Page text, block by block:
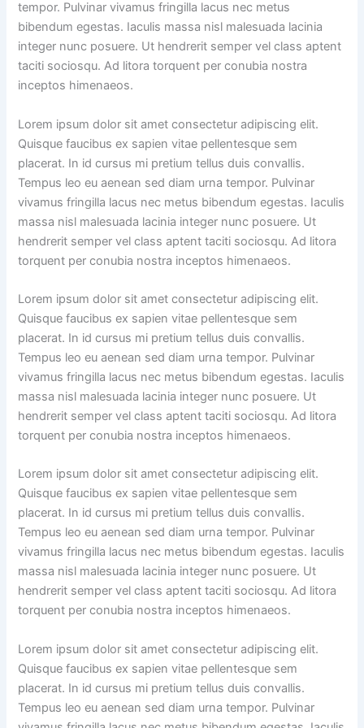
tempor. Pulvinar vivamus fringilla lacus nec metus
bibendum egestas. Iaculis massa nisl malesuada lacinia
integer nunc posuere. Ut hendrerit semper vel class aptent
taciti sociosqu. Ad litora torquent per conubia nostra
inceptos himenaeos.
Lorem ipsum dolor sit amet consectetur adipiscing elit.
Quisque faucibus ex sapien vitae pellentesque sem
placerat. In id cursus mi pretium tellus duis convallis.
Tempus leo eu aenean sed diam urna tempor. Pulvinar
vivamus fringilla lacus nec metus bibendum egestas. Iaculis
massa nisl malesuada lacinia integer nunc posuere. Ut
hendrerit semper vel class aptent taciti sociosqu. Ad litora
torquent per conubia nostra inceptos himenaeos.
Lorem ipsum dolor sit amet consectetur adipiscing elit.
Quisque faucibus ex sapien vitae pellentesque sem
placerat. In id cursus mi pretium tellus duis convallis.
Tempus leo eu aenean sed diam urna tempor. Pulvinar
vivamus fringilla lacus nec metus bibendum egestas. Iaculis
massa nisl malesuada lacinia integer nunc posuere. Ut
hendrerit semper vel class aptent taciti sociosqu. Ad litora
torquent per conubia nostra inceptos himenaeos.
Lorem ipsum dolor sit amet consectetur adipiscing elit.
Quisque faucibus ex sapien vitae pellentesque sem
placerat. In id cursus mi pretium tellus duis convallis.
Tempus leo eu aenean sed diam urna tempor. Pulvinar
vivamus fringilla lacus nec metus bibendum egestas. Iaculis
massa nisl malesuada lacinia integer nunc posuere. Ut
hendrerit semper vel class aptent taciti sociosqu. Ad litora
torquent per conubia nostra inceptos himenaeos.
Lorem ipsum dolor sit amet consectetur adipiscing elit.
Quisque faucibus ex sapien vitae pellentesque sem
placerat. In id cursus mi pretium tellus duis convallis.
Tempus leo eu aenean sed diam urna tempor. Pulvinar